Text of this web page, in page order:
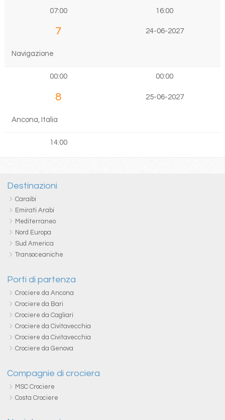
07:00 16:00
7 24-06-2027
Navigazione
00:00 00:00
8 25-06-2027
Ancona, Italia
14:00
Destinazioni
Caraibi
Emirati Arabi
Mediterraneo
Nord Europa
Sud America
Transoceaniche
Porti di partenza
Crociere da Ancona
Crociere da Bari
Crociere da Cagliari
Crociere da Civitavecchia
Crociere da Civitavecchia
Crociere da Genova
Compagnie di crociera
MSC Crociere
Costa Crociere